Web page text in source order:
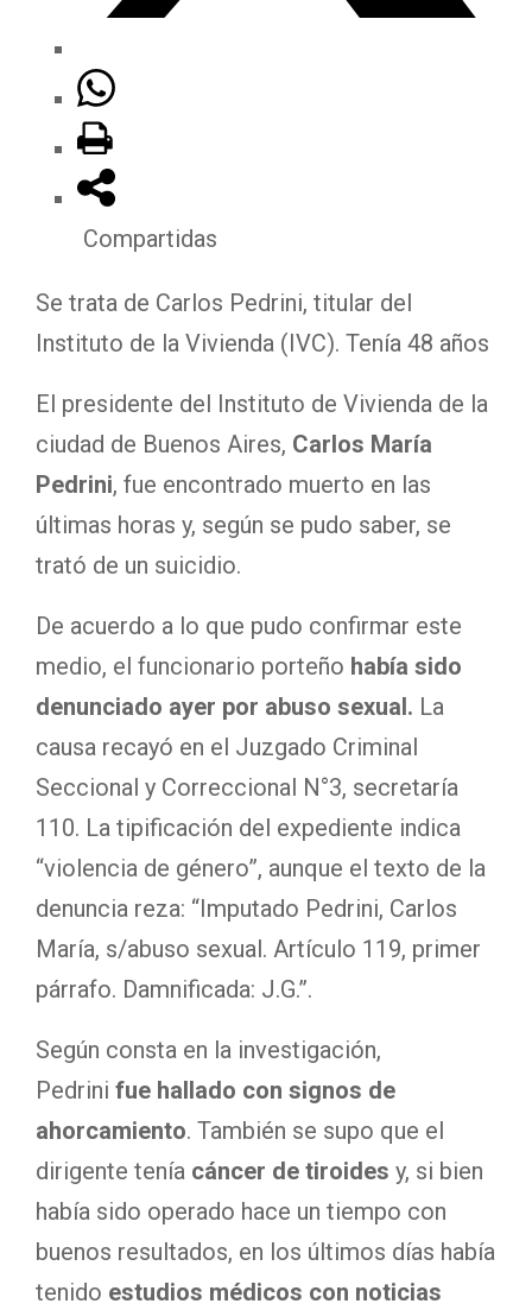
Compartidas
Se trata de Carlos Pedrini, titular del
Instituto de la Vivienda (IVC). Tenía 48 años
El presidente del Instituto de Vivienda de la
ciudad de Buenos Aires, Carlos María
Pedrini, fue encontrado muerto en las
últimas horas y, según se pudo saber, se
trató de un suicidio.
De acuerdo a lo que pudo confirmar este
medio, el funcionario porteño había sido
denunciado ayer por abuso sexual. La
causa recayó en el Juzgado Criminal
Seccional y Correccional N°3, secretaría
110. La tipificación del expediente indica
“violencia de género”, aunque el texto de la
denuncia reza: “Imputado Pedrini, Carlos
María, s/abuso sexual. Artículo 119, primer
párrafo. Damnificada: J.G.”.
Según consta en la investigación,
Pedrini fue hallado con signos de
ahorcamiento. También se supo que el
dirigente tenía cáncer de tiroides y, si bien
había sido operado hace un tiempo con
buenos resultados, en los últimos días había
tenido estudios médicos con noticias